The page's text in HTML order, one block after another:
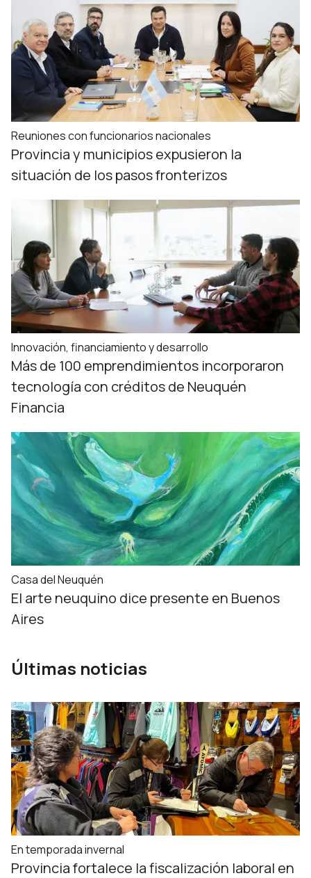
Reuniones con funcionarios nacionales
Provincia y municipios expusieron la
situación de los pasos fronterizos
Innovación, financiamiento y desarrollo
Más de 100 emprendimientos incorporaron
tecnología con créditos de Neuquén
Financia
Casa del Neuquén
El arte neuquino dice presente en Buenos
Aires
Últimas noticias
En temporada invernal
Provincia fortalece la fiscalización laboral en